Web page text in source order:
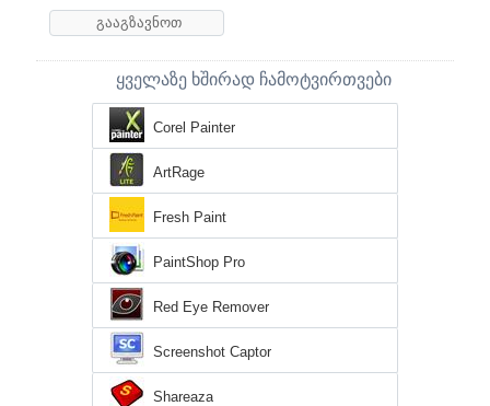
ყველაზე ხშირად ჩამოტვირთვები
Corel Painter
ArtRage
Fresh Paint
PaintShop Pro
Red Eye Remover
Screenshot Captor
Shareaza